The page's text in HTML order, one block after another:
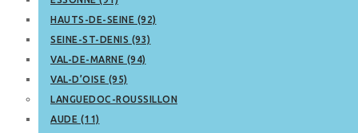
HAUTS-DE-SEINE (92)
SEINE-ST-DENIS (93)
VAL-DE-MARNE (94)
VAL-D’OISE (95)
LANGUEDOC-ROUSSILLON
AUDE (11)